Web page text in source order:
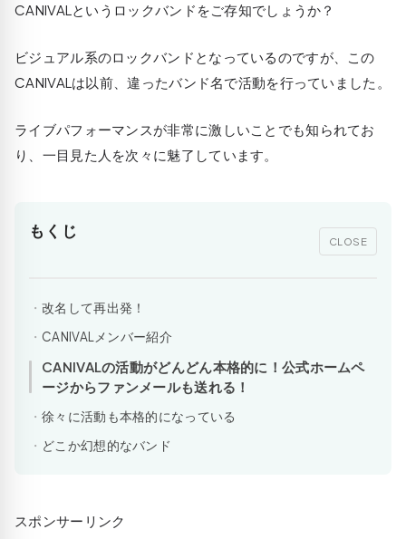
CANIVALというロックバンドをご存知でしょうか？
ビジュアル系のロックバンドとなっているのですが、この
CANIVALは以前、違ったバンド名で活動を行っていました。
ライブパフォーマンスが非常に激しいことでも知られてお
り、一目見た人を次々に魅了しています。
もくじ
CLOSE
改名して再出発！
CANIVALメンバー紹介
CANIVALの活動がどんどん本格的に！公式ホームペ
ージからファンメールも送れる！
徐々に活動も本格的になっている
どこか幻想的なバンド
スポンサーリンク